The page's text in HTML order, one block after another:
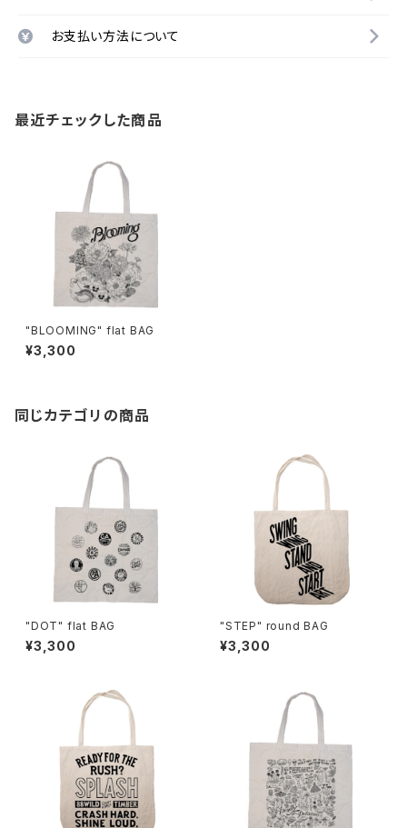
お支払い方法について
最近チェックした商品
"BLOOMING" flat BAG
¥3,300
同じカテゴリの商品
"DOT" flat BAG
¥3,300
"STEP" round BAG
¥3,300